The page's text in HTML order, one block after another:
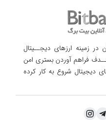
زمینه ارزهای دیجــیتال
بستری امن
دیجیتال شروع به کار کرده